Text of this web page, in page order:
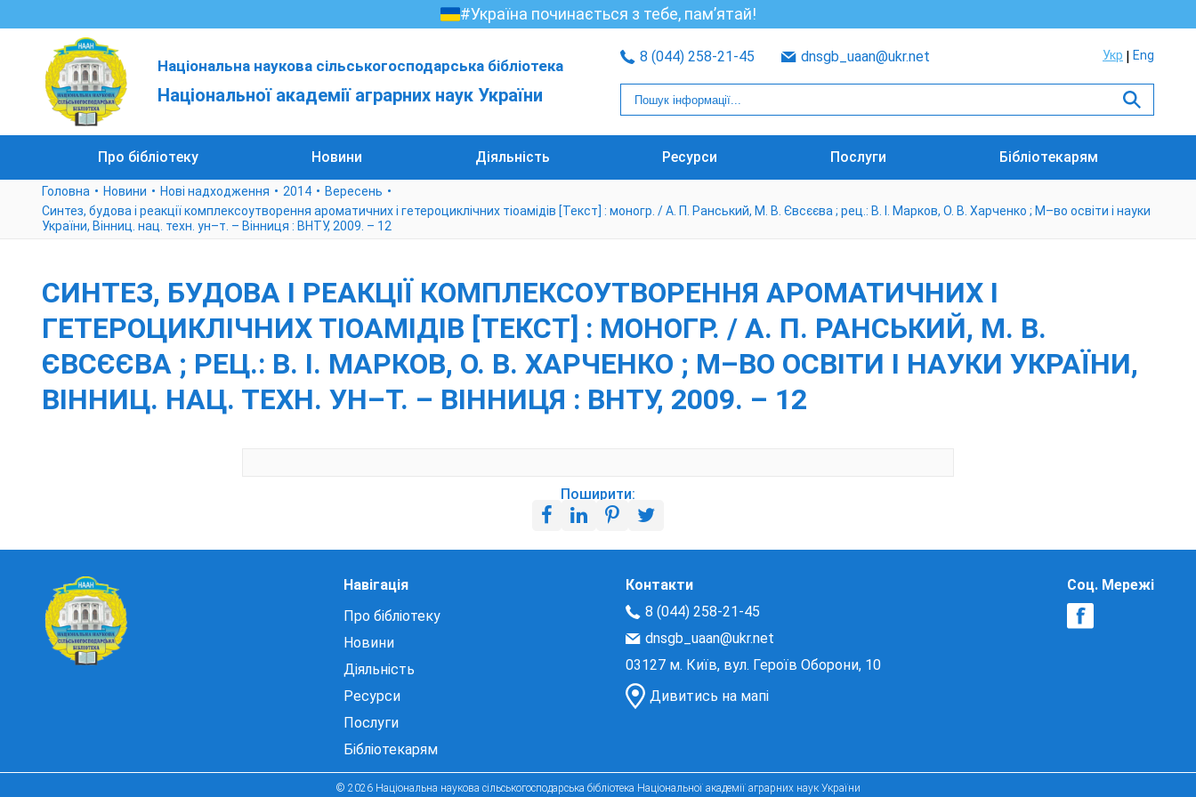
#Україна починається з тебе, пам’ятай!
Національна наукова сільськогосподарська бібліотека
Національної академії аграрних наук України
8 (044) 258-21-45 dnsgb_uaan@ukr.net Укр Eng
Про бібліотеку Новини Діяльність Ресурси Послуги Бібліотекарям
Головна Новини Нові надходження 2014
Вересень
Синтез, будова і реакції комплексоутворення ароматичних і гетероциклічних тіоамідів [Текст] : моногр. / А. П. Ранський, М. В. Євсєєва ; рец.: В. І. Марков, О. В. Харченко ; М–во освіти і науки
України, Вінниц. нац. техн. ун–т. – Вінниця : ВНТУ, 2009. – 12
СИНТЕЗ, БУДОВА І РЕАКЦІЇ КОМПЛЕКСОУТВОРЕННЯ АРОМАТИЧНИХ І
ГЕТЕРОЦИКЛІЧНИХ ТІОАМІДІВ [ТЕКСТ] : МОНОГР. / А. П. РАНСЬКИЙ, М. В.
ЄВСЄЄВА ; РЕЦ.: В. І. МАРКОВ, О. В. ХАРЧЕНКО ; М–ВО ОСВІТИ І НАУКИ УКРАЇНИ,
ВІННИЦ. НАЦ. ТЕХН. УН–Т. – ВІННИЦЯ : ВНТУ, 2009. – 12
Поширити:
Навігація
Про бібліотеку
Новини
Діяльність
Ресурси
Послуги
Бібліотекарям
Контакти
8 (044) 258-21-45
dnsgb_uaan@ukr.net
03127 м. Київ, вул. Героїв Оборони, 10
Дивитись на мапі
Соц. Мережі
© 2026 Національна наукова сільськогосподарська бібліотека Національної академії аграрних наук України